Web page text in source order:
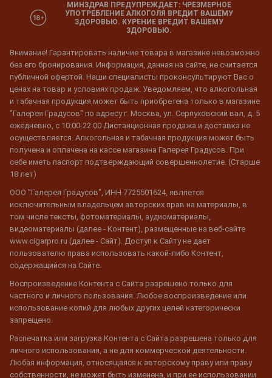
МИНЗДРАВ ПРЕДУПРЕЖДАЕТ: ЧРЕЗМЕРНОЕ
УПОТРЕБЛЕНИЕ АЛКОГОЛЯ ВРЕДИТ ВАШЕМУ
ЗДОРОВЬЮ. КУРЕНИЕ ВРЕДИТ ВАШЕМУ
ЗДОРОВЬЮ.
Внимание! Гарантировать наличие товара в магазине невозможно
без его бронирования. Информация, данная на сайте, не считается
публичной офертой. Наши специалисты проконсультируют Вас о
ценах на товар и условиях продаж. Уведомляем, что алкогольная
и табачная продукция может быть приобретена только в магазине
"Галерея Градусов" по адресу г. Москва, ул. Серпуховский вал, д. 5
ежедневно, с 10:00-22:00 Дистанционная продажа и доставка не
осуществляется. Алкогольная и табачная продукция может быть
получена и оплачена на кассе магазина Галерея Градусов. При
себе иметь паспорт подтверждающий совершеннолетие. (Старше
18 лет)
ООО "Галерея Градусов", ИНН 7725501624, является
исключительным владельцем авторских прав на материалы, в
том числе тексты, фотоматериалы, аудиоматериалы,
видеоматериалы (далее - Контент), размещенные на веб-сайте
www.cigarpro.ru (далее - Сайт). Доступ к Сайту не дает
пользователю права использовать какой-либо Контент,
содержащийся на Сайте.
Воспроизведение Контента с Сайта разрешено только для
частного и личного пользования. Любое воспроизведение или
использование копий для любых других целей категорически
запрещено.
Распечатка или загрузка Контента с Сайта разрешена только для
личного использования, а не для коммерческой деятельности.
Любая информация, относящаяся к авторскому праву или праву
собственности, не может быть изменена, и при ее использовании